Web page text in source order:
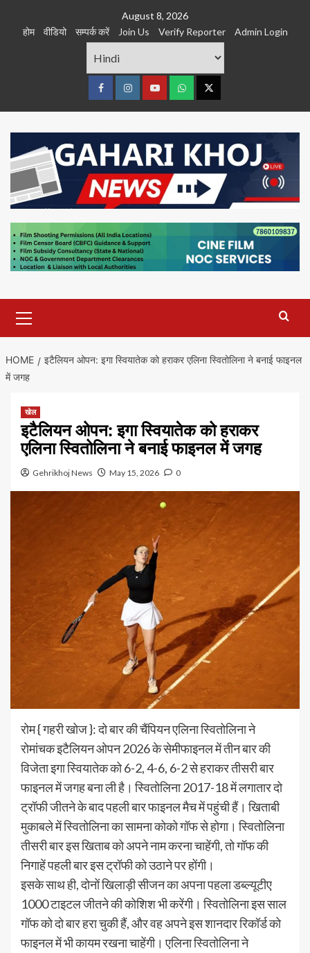
August 8, 2026
होम
वीडियो सम्पर्क करें Join Us Verify Reporter Admin Login
FacebookInstagramyoutubeWhatsTwitter
Menu
HOME
इटैलियन ओपन: इगा स्वियातेक को हराकर एलिना स्वितोलिना ने बनाई फाइनल
में जगह
खेल
इटैलियन ओपन: इगा स्वियातेक को हराकर
एलिना स्वितोलिना ने बनाई फाइनल में जगह
Gehrikhoj News May 15, 2026 0
रोम { गहरी खोज }: दो बार की चैंपियन एलिना स्वितोलिना ने
रोमांचक इटैलियन ओपन 2026 के सेमीफाइनल में तीन बार की
विजेता इगा स्वियातेक को 6-2, 4-6, 6-2 से हराकर तीसरी बार
फाइनल में जगह बना ली है। स्वितोलिना 2017-18 में लगातार दो
ट्रॉफी जीतने के बाद पहली बार फाइनल मैच में पहुंची हैं। खिताबी
मुकाबले में स्वितोलिना का सामना कोको गॉफ से होगा। स्वितोलिना
तीसरी बार इस खिताब को अपने नाम करना चाहेंगी, तो गॉफ की
निगाहें पहली बार इस ट्रॉफी को उठाने पर होंगी।
इसके साथ ही, दोनों खिलाड़ी सीजन का अपना पहला डब्ल्यूटीए
1000 टाइटल जीतने की कोशिश भी करेंगी। स्वितोलिना इस साल
गॉफ को दो बार हरा चुकी हैं, और वह अपने इस शानदार रिकॉर्ड को
फाइनल में भी कायम रखना चाहेंगी। एलिना स्वितोलिना ने